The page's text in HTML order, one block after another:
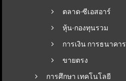
ตลาด-ซีเอสอาร์
หุ้น-กองทุนรวม
การเงิน การธนาคาร
ขายตรง
การศึกษา เทคโนโลยี